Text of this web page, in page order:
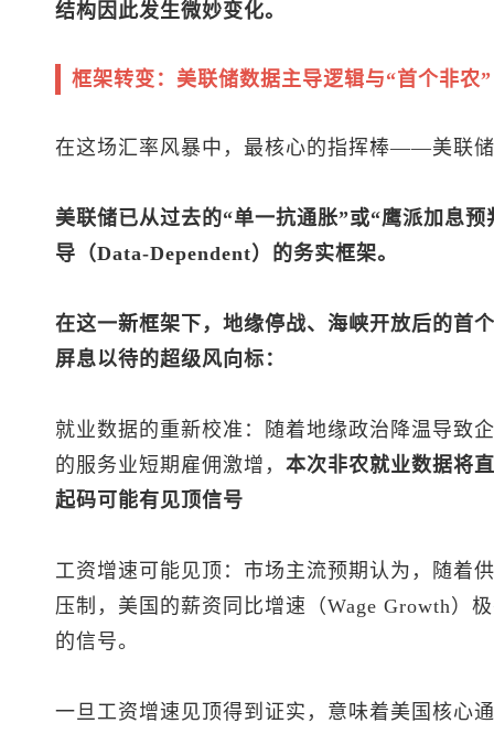
结构因此发生微妙变化。
框架转变：美联储数据主导逻辑与“首个非农”
在这场汇率风暴中，最核心的指挥棒——美联
美联储已从过去的“单一抗通胀”或“鹰派加息
导（Data-Dependent）的务实框架。
在这一新框架下，地缘停战、海峡开放后的首
屏息以待的超级风向标：
就业数据的重新校准：随着地缘政治降温导致
的服务业短期雇佣激增， 本次非农就业数据将
起码可能有见顶信号
工资增速可能见顶：市场主流预期认为，随着
压制，美国的薪资同比增速（Wage Growth）
的信号。
一旦工资增速见顶得到证实，意味着美国核心